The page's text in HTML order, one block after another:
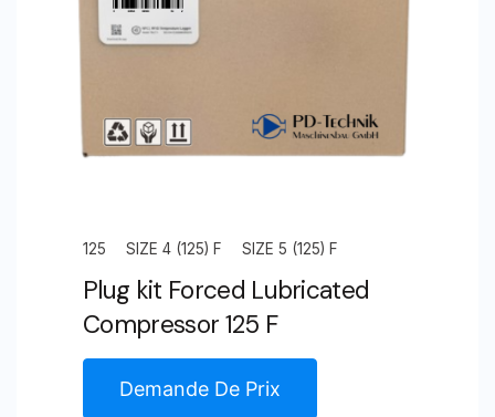
125 SIZE 4 (125) F SIZE 5 (125) F
Plug kit Forced Lubricated
Compressor 125 F
Demande De Prix